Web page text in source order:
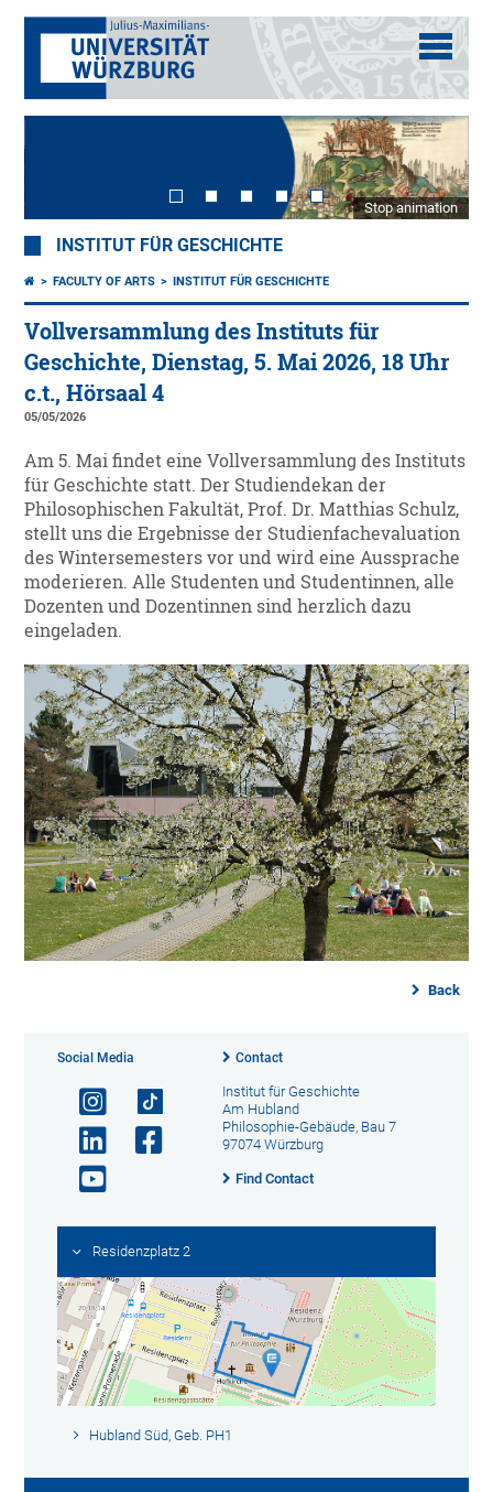
Stop animation
INSTITUT FÜR GESCHICHTE
FACULTY OF ARTS INSTITUT FÜR GESCHICHTE
Vollversammlung des Instituts für
Geschichte, Dienstag, 5. Mai 2026, 18 Uhr
c.t., Hörsaal 4
05/05/2026
Am 5. Mai findet eine Vollversammlung des Instituts
für Geschichte statt. Der Studiendekan der
Philosophischen Fakultät, Prof. Dr. Matthias Schulz,
stellt uns die Ergebnisse der Studienfachevaluation
des Wintersemesters vor und wird eine Aussprache
moderieren. Alle Studenten und Studentinnen, alle
Dozenten und Dozentinnen sind herzlich dazu
eingeladen.
Back
Social Media Contact
Institut für Geschichte
Am Hubland
Philosophie-Gebäude, Bau 7
97074 Würzburg
Find Contact
Residenzplatz 2
Hubland Süd, Geb. PH1